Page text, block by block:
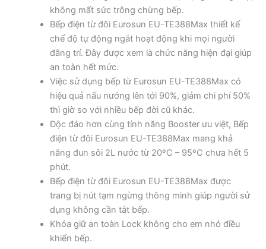
không mất sức trông chừng bếp.
Bếp điện từ đôi Eurosun EU-TE388Max thiết kế
chế độ tự động ngắt hoạt động khi mọi người
đãng trí. Đây được xem là chức năng hiện đại giúp
an toàn hết mức.
Việc sử dụng bếp từ Eurosun EU-TE388Max có
hiệu quả nấu nướng lên tới 90%, giảm chi phí 50%
thì giờ so với nhiều bếp đời cũ khác.
Độc đáo hơn cùng tính năng Booster ưu việt, Bếp
điện từ đôi Eurosun EU-TE388Max mang khả
năng đun sôi 2L nước từ 20ºC – 95ºC chưa hết 5
phút.
Bếp điện từ đôi Eurosun EU-TE388Max được
trang bị nút tạm ngừng thông minh giúp người sử
dụng không cần tắt bếp.
Khóa giữ an toàn Lock không cho em nhỏ điều
khiển bếp.